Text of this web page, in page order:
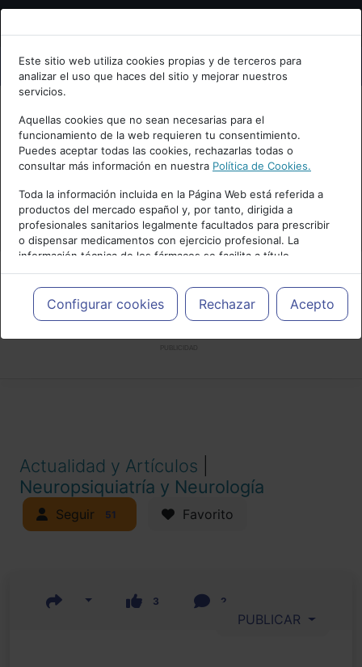
Bienvenid@ a psiquiatria.com
Escribe tu Email
Accede o regístrate con tu email.
Cancelar
Este sitio web utiliza cookies propias y de terceros para
analizar el uso que haces del sitio y mejorar nuestros
servicios.
Aquellas cookies que no sean necesarias para el
funcionamiento de la web requieren tu consentimiento.
Puedes aceptar todas las cookies, rechazarlas todas o
consultar más información en nuestra Política de Cookies.
Toda la información incluida en la Página Web está referida a
productos del mercado español y, por tanto, dirigida a
profesionales sanitarios legalmente facultados para prescribir
o dispensar medicamentos con ejercicio profesional. La
información técnica de los fármacos se facilita a título
meramente informativo, siendo responsabilidad de los
profesionales facultados prescribir medicamentos y decidir, en
cada caso concreto, el tratamiento más adecuado a las
necesidades del paciente.
Configurar cookies Rechazar Acepto
Actualidad y Artículos
Neuropsiquiatría y Neurología
Seguir 51 Favorito
3 2
PUBLICAR